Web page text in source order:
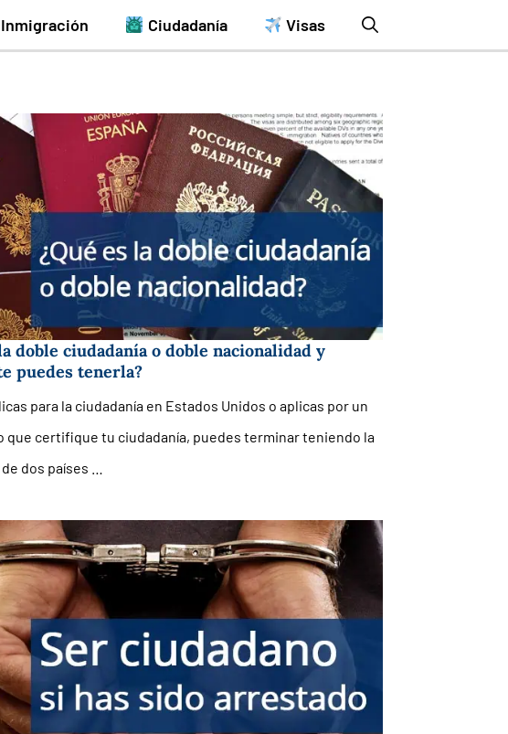
Inmigración Ciudadanía Visas
doble ciudadanía o doble nacionalidad y
puedes tenerla?
para la ciudadanía en Estados Unidos o aplicas por un
que certifique tu ciudadanía, puedes terminar teniendo la
dos países …